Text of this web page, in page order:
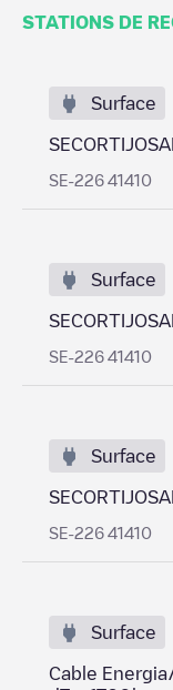
STATIONS DE
Surface
SE-226 41410
Surface
SE-226 41410
Surface
SE-226 41410
Surface
Cable